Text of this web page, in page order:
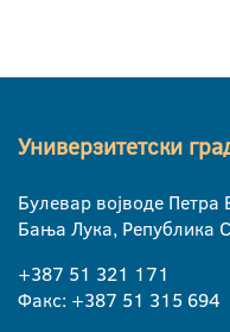
Универзитетски
Булевар војводе Петра
Бања Лука, Република
+387 51 321 171
Факс: +387 51 315 694